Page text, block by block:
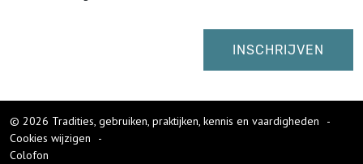
© 2026 Tradities, gebruiken, praktijken, kennis en vaardigheden
-
Cookies wijzigen
-
Colofon